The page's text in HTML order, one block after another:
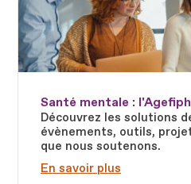
Santé mentale :
Découvrez les solutions
évènements, outils,
que nous soutenons.
En savoir plus